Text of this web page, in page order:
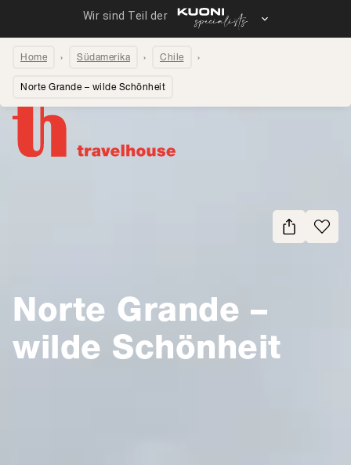
Home Südamerika Chile
Norte Grande – wilde Schönheit
Norte Grande –
wilde Schönheit